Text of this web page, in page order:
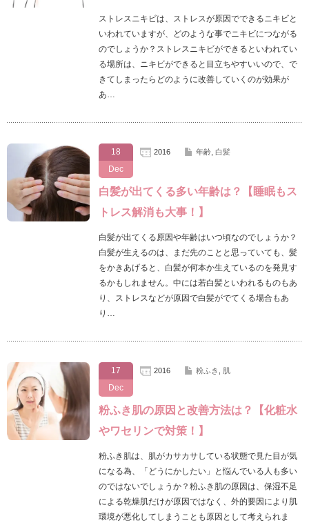
ストレスニキビは、ストレスが原因でできるニキビと
いわれていますが、どのような事でニキビにつながる
のでしょうか？ストレスニキビができるといわれてい
る場所は、ニキビができると目立ちやすいいので、で
きてしまったらどのように改善していくのが効果が
あ…
18
Dec
2016 年齢 白髪
白髪が出てくる多い年齢は？【睡眠もス
トレス解消も大事！】
白髪が出てくる原因や年齢はいつ頃なのでしょうか？
白髪が生えるのは、まだ先のことと思っていても、髪
をかきあげると、白髪が何本か生えているのを発見す
るかもしれません。中には若白髪といわれるものもあ
り、ストレスなどが原因で白髪がでてくる場合もあ
り…
17
Dec
2016 粉ふき 肌
粉ふき肌の原因と改善方法は？【化粧水
やワセリンで対策！】
粉ふき肌は、肌がカサカサしている状態で見た目が気
になる為、「どうにかしたい」と悩んでいる人も多い
のではないでしょうか？粉ふき肌の原因は、保湿不足
による乾燥肌だけが原因ではなく、外的要因により肌
環境が悪化してしまうことも原因として考えられま